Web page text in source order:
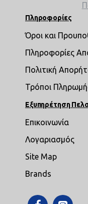
Πληροφορίες
Όροι και
Πληροφορίες
Πολιτική
Τρόποι
Εξυπηρέτηση
Επικοινωνία
Λογαριασμός
Site Map
Brands